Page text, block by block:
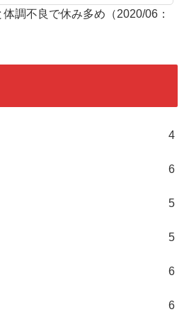
調不良で休み多め（2020/06：
4
6
5
5
6
6